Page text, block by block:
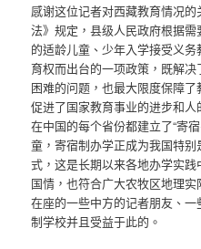
感谢这位记者对西藏教育情况
法》规定，县级人民政府根据
的适龄儿童、少年入学接受义
育权而出台的一项政策，既解
困难的问题，也最大限度保障
促进了国家教育事业的进步和人
在中国的每个省份都建立了“寄
童，寄宿制办学正成为我国特
式，这是长期以来各地办学实
国情，也符合广大农牧区地理
在座的一些中方的记者朋友、
制学校并且受益于此的。